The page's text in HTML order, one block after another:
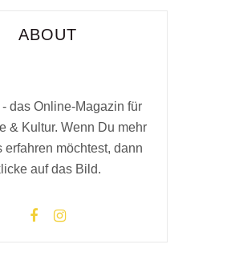
ABOUT
das Online-Magazin für
& Kultur. Wenn Du mehr
erfahren möchtest, dann
auf das Bild.